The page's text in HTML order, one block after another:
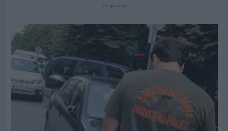
Διαφήμιση